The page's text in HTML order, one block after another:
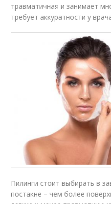
травматичная и занимает
требует аккуратности у
Пилинги стоит выбирать в
постакне – чем более